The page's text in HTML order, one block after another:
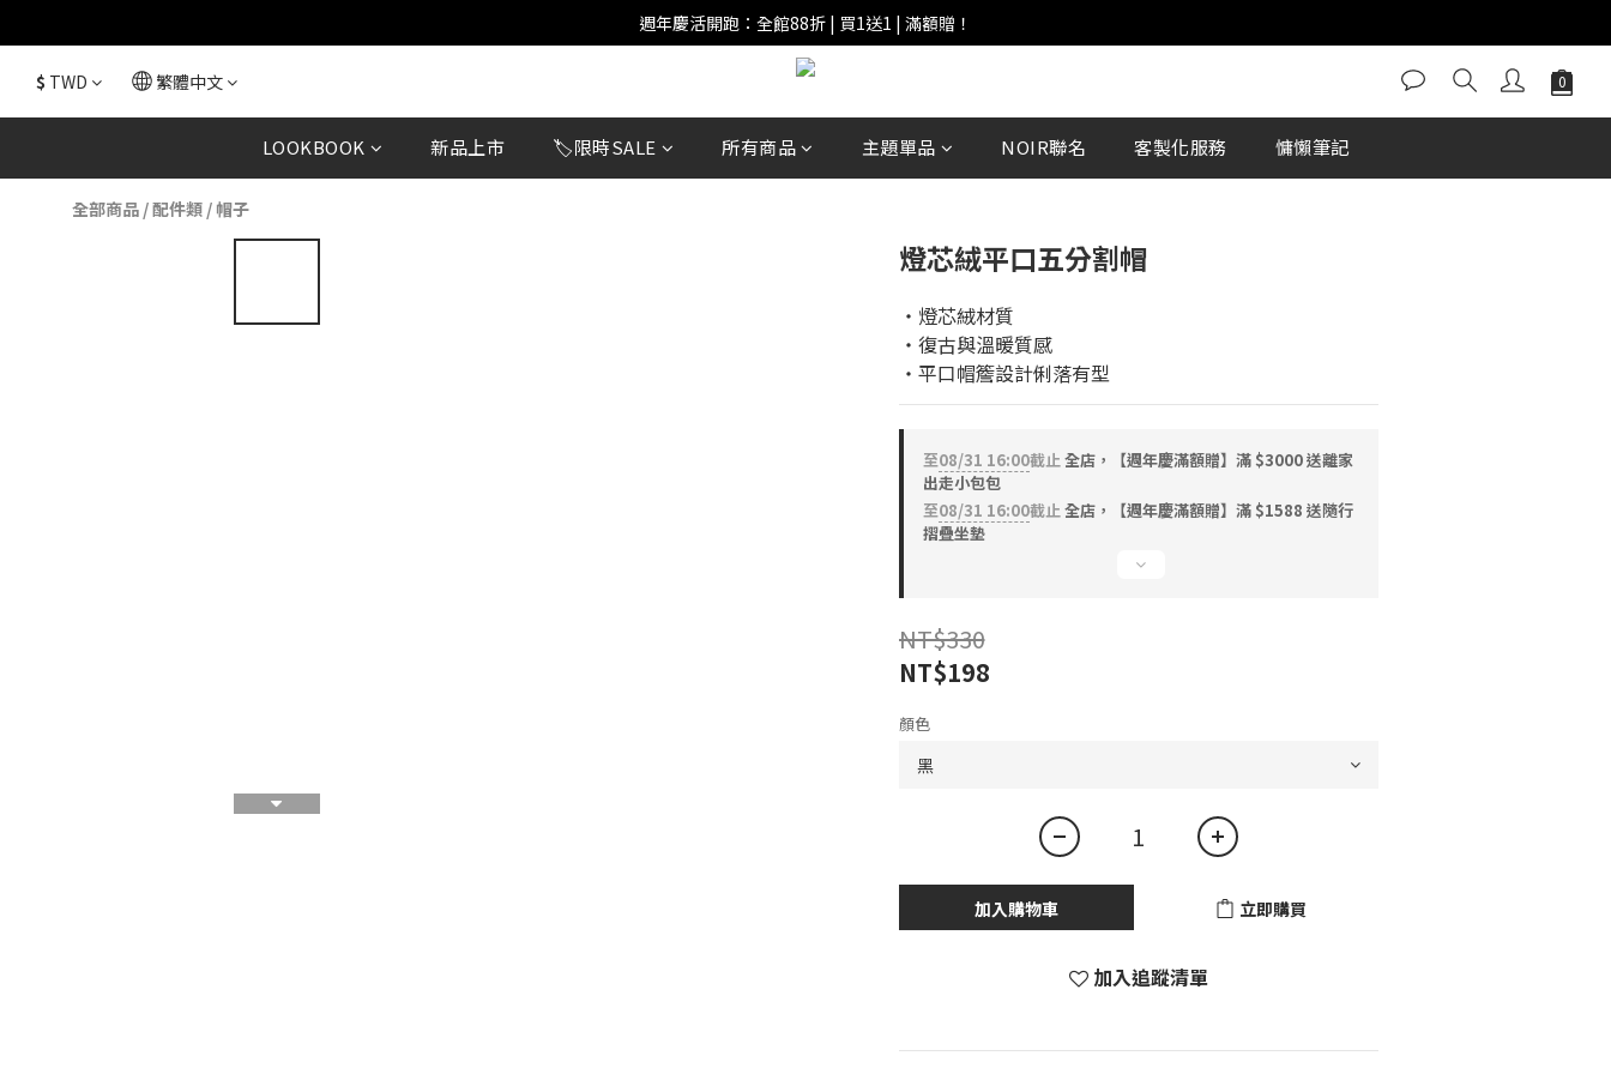
週年慶活開跑：全館88折 | 買1送1 | 滿額贈！
週年慶活開跑：全館88折 | 買1送1 | 滿額贈！
全館滿 $999 即享免運費！
週年慶活開跑：全館88折 | 買1送1 | 滿額贈！
$ TWD 繁體中文
LOOKBOOK 新品上市 🏷️限時SALE 所有商品 主題單品 NOIR聯名 客製化服務 慵懶筆記
全部商品 /配件類 / 帽子
燈芯絨平口五分割帽
‧燈芯絨材質
‧復古與溫暖質感
‧平口帽簷設計俐落有型
至08/31 16:00截止全店，【週年慶滿額贈】滿 $3000 送離家
出走小包包
至08/31 16:00截止全店，【週年慶滿額贈】滿 $1588 送隨行
摺疊坐墊
NT$330
NT$198
顏色
加入購物車 立即購買
加入追蹤清單
立即購買